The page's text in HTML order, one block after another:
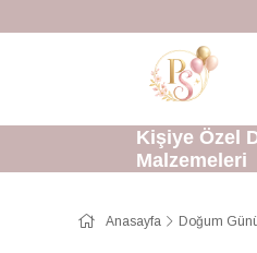
Kişiye Özel
Malzemeleri
Anasayfa Doğum